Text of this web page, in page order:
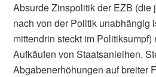
Absurde Zinspolitik der EZB (die
nach von der Politik unabhängig
mittendrin steckt im
Aufkäufen von Staatsanleihen.
Abgabenerhöhungen auf breiter